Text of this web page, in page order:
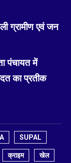
ग्रामीण एवं जन
पंचायत में
का प्रतीक
SUPAL
क्राइम खेल